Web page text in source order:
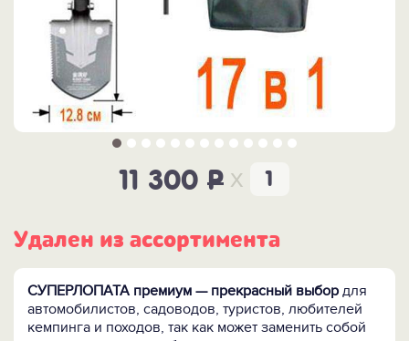
11 300 P x
Удален из ассортимента
СУПЕРЛОПАТА премиум — прекрасный выбор для
автомобилистов, садоводов, туристов, любителей
кемпинга и походов, так как может заменить собой